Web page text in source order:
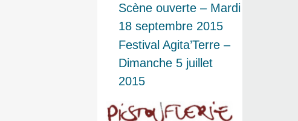
Scène ouverte – Mardi
18 septembre 2015
Festival Agita’Terre –
Dimanche 5 juillet
2015